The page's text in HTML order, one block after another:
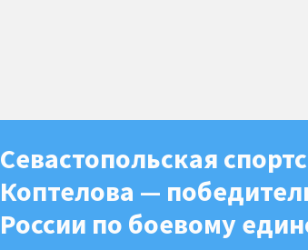
Севастопольская
Коптелова —
России по боевому